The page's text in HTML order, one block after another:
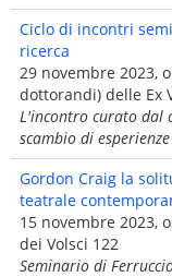
Ciclo di incontri
ricerca
29 novembre 2023,
dottorandi) delle Ex
L'incontro curato dal
scambio di
Gordon Craig la
teatrale
15 novembre 2023,
dei Volsci 122
Seminario di